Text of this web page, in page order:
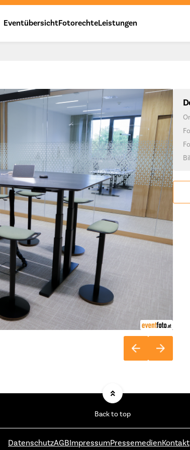
EventübersichtFotorechteLeistungen
Back to top
DatenschutzAGBImpressumPressemedienKontakt